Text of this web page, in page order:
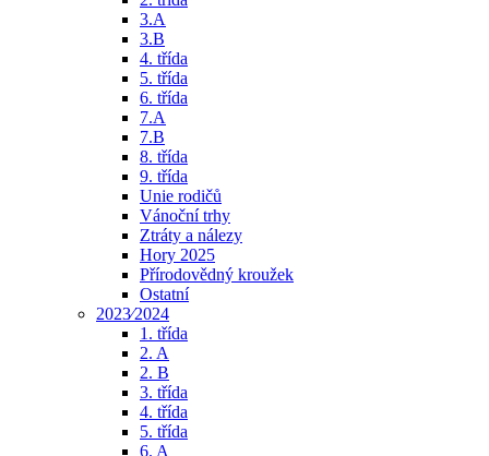
3.A
3.B
4. třída
5. třída
6. třída
7.A
7.B
8. třída
9. třída
Unie rodičů
Vánoční trhy
Ztráty a nálezy
Hory 2025
Přírodovědný kroužek
Ostatní
2023⁄2024
1. třída
2. A
2. B
3. třída
4. třída
5. třída
6. A